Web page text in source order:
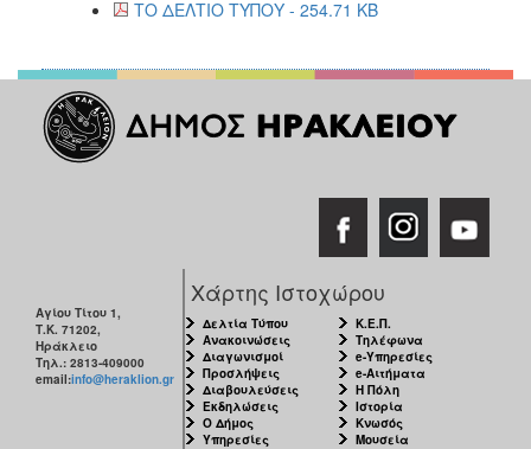
ΤΟ ΔΕΛΤΙΟ ΤΥΠΟΥ - 254.71 KB
Αγίου Τίτου 1,
Τ.Κ. 71202,
Ηράκλειο
Τηλ.: 2813-409000
email:info@heraklion.gr
Χάρτης Ιστοχώρου
Δελτία Τύπου
Ανακοινώσεις
Διαγωνισμοί
Προσλήψεις
Διαβουλεύσεις
Εκδηλώσεις
Ο Δήμος
Υπηρεσίες
Κ.Ε.Π.
Τηλέφωνα
e-Υπηρεσίες
e-Αιτήματα
Η Πόλη
Ιστορία
Κνωσός
Μουσεία